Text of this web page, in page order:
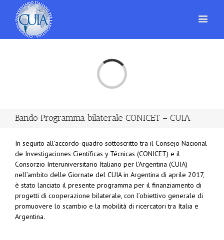
Loading...
Bando Programma bilaterale CONICET – CUIA
In seguito all’accordo-quadro sottoscritto tra il Consejo Nacional
de Investigaciones Científicas y Técnicas (CONICET) e il
Consorzio Interuniversitario Italiano per l’Argentina (CUIA)
nell’ambito delle Giornate del CUIA in Argentina di aprile 2017,
è stato lanciato il presente programma per il finanziamento di
progetti di cooperazione bilaterale, con l’obiettivo generale di
promuovere lo scambio e la mobilità di ricercatori tra Italia e
Argentina.